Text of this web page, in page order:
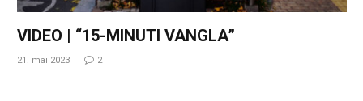
VIDEO | “15-MINUTI VANGLA”
21. mai 2023 2